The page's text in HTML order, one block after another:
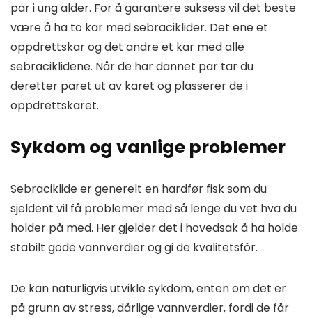
par i ung alder. For å garantere suksess vil det beste
være å ha to kar med sebraciklider. Det ene et
oppdrettskar og det andre et kar med alle
sebraciklidene. Når de har dannet par tar du
deretter paret ut av karet og plasserer de i
oppdrettskaret.
Sykdom og vanlige problemer
Sebraciklide er generelt en hardfør fisk som du
sjeldent vil få problemer med så lenge du vet hva du
holder på med. Her gjelder det i hovedsak å ha holde
stabilt gode vannverdier og gi de kvalitetsfôr.
De kan naturligvis utvikle sykdom, enten om det er
på grunn av stress, dårlige vannverdier, fordi de får